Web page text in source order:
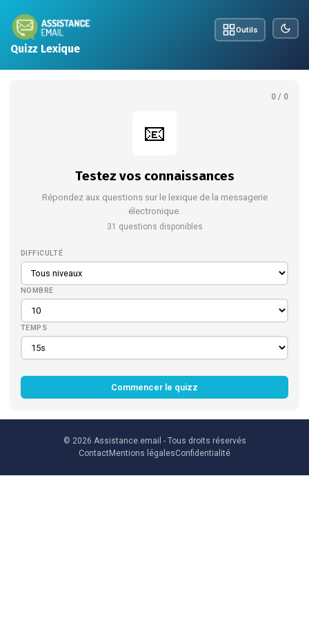
Quizz Lexique
Outils
0 / 0
📧
Testez vos connaissances
Répondez aux questions sur le lexique de la messagerie
électronique.
31 questions disponibles
DIFFICULTÉ
NOMBRE
TEMPS
Commencer le quizz
© 2026 Assistance.email - Tous droits réservés
Contact Mentions légalesConfidentialité